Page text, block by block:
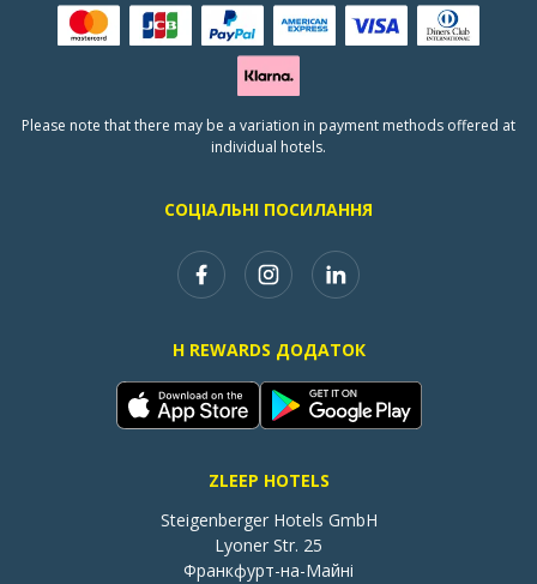
СОЦІАЛЬНІ ПОСИЛАННЯ
H REWARDS ДОДАТОК
ZLEEP HOTELS
Steigenberger Hotels GmbH
Lyoner Str. 25
Франкфурт-на-Майні
Please note that there may be a variation in payment methods offered at
individual hotels.